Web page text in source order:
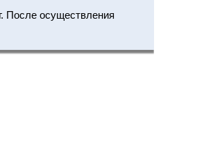
После осуществления